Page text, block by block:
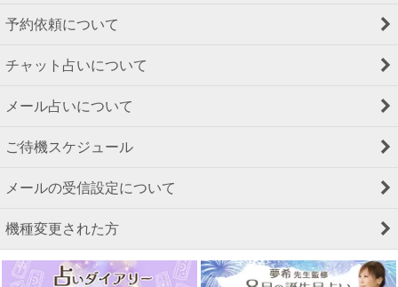
予約依頼について
チャット占いについて
メール占いについて
ご待機スケジュール
メールの受信設定について
機種変更された方